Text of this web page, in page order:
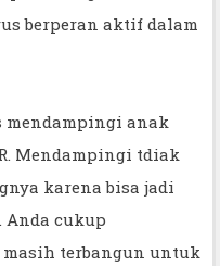
berperan aktif dalam
mendampingi anak
Mendampingi tdiak
karena bisa jadi
Anda cukup
terbangun untuk